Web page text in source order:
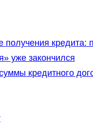
кредита:
уже закончился
кредитного